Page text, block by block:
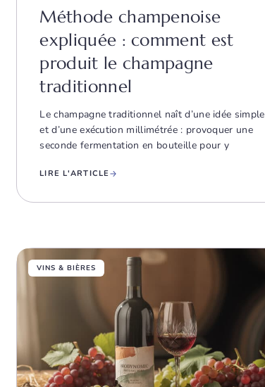
Méthode champenoise
expliquée : comment est
produit le champagne
traditionnel
Le champagne traditionnel naît d’une idée simple
et d’une exécution millimétrée : provoquer une
seconde fermentation en bouteille pour y
LIRE L'ARTICLE
VINS & BIÈRES